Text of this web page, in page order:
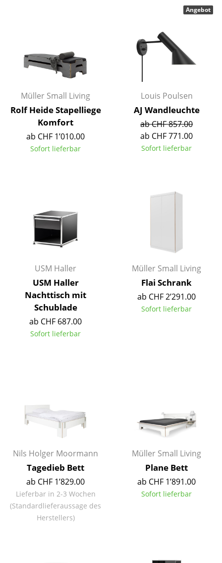
Bücherregale
Sideboards & Kommoden
TV Möbel
Beistell- & Rollcontainer
Einzelteile
... alle Aufbewahrungsmöbel
Hängeleuchten & Deckenleuchten
Tischleuchten
Schreibtischleuchten
Outdoor-Leuchten
Akkuleuchten
Betten
Doppelbetten
Einzelbetten
Müller Small Living
Rolf Heide Stapelliege
Komfort
ab CHF 1’010.00
Sofort lieferbar
Louis Poulsen
AJ Wandleuchte
ab CHF 857.00
ab CHF 771.00
Sofort lieferbar
Angebot
USM Haller
USM Haller
Nachttisch mit
Schublade
ab CHF 687.00
Sofort lieferbar
Müller Small Living
Flai Schrank
ab CHF 2’291.00
Sofort lieferbar
Nils Holger Moormann
Tagedieb Bett
ab CHF 1’829.00
Lieferbar in 2-3 Wochen
(Standardlieferaussage des
Herstellers)
Müller Small Living
Plane Bett
ab CHF 1’891.00
Sofort lieferbar